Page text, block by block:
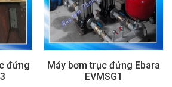
đứng
Máy bơm trục đứng Ebara
EVMSG1